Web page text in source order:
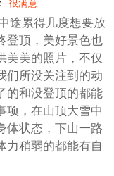
很满意
途累得几度想要放
登顶，美好景色也
美美的照片，不仅
们所没关注到的动
的和没登顶的都能
项，在山顶大雪中
体状态，下山一路
力稍弱的都能有自